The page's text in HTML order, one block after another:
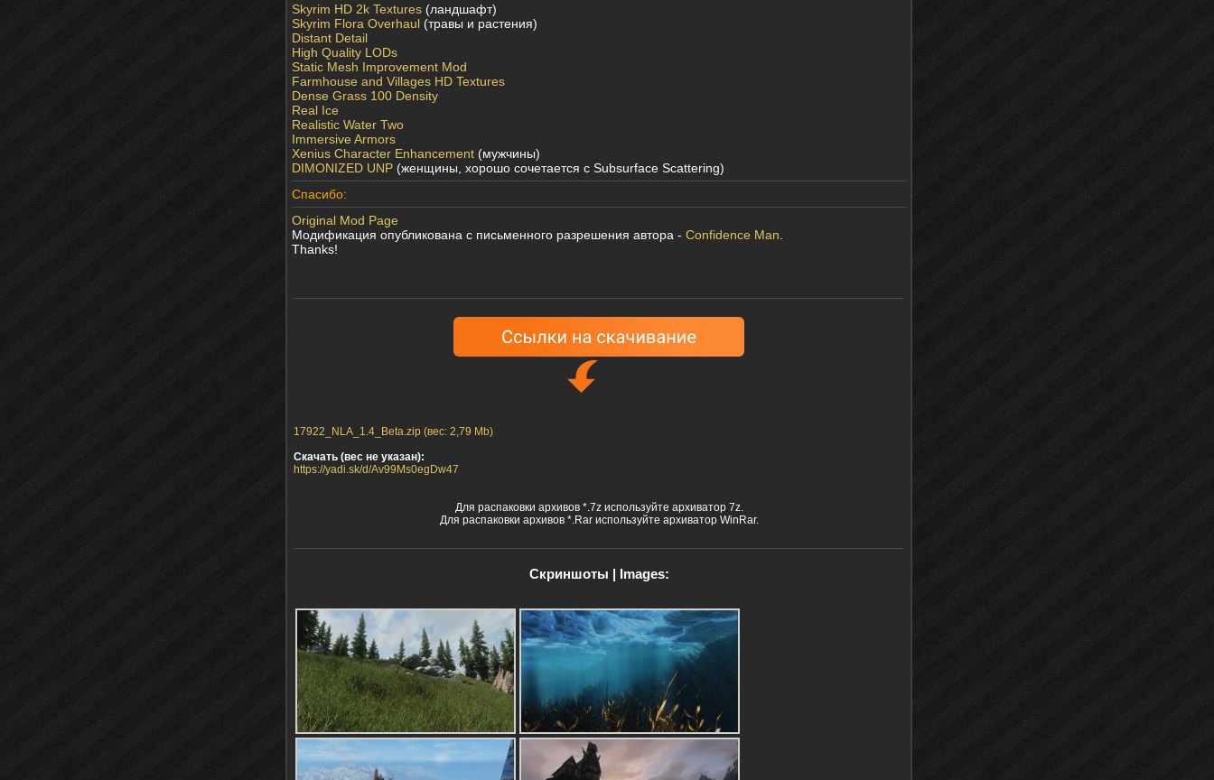
Skyrim HD 2k Textures (ландшафт)
Skyrim Flora Overhaul (травы и растения)
Distant Detail
High Quality LODs
Static Mesh Improvement Mod
Farmhouse and Villages HD Textures
Dense Grass 100 Density
Real Ice
Realistic Water Two
Immersive Armors
Xenius Character Enhancement (мужчины)
DIMONIZED UNP (женщины, хорошо сочетается с Subsurface Scattering)
Спасибо:
Original Mod Page
Модификация опубликована с письменного разрешения автора - Confidence Man
Thanks!
17922_NLA_1.4_Beta.zip (вес: 2,79 Mb)
Скачать (вес не указан):
https://yadi.sk/d/Av99Ms0egDw47
Для распаковки архивов *.7z используйте архиватор 7z.
Для распаковки архивов *.Rar используйте архиватор WinRar.
Скриншоты | Images: